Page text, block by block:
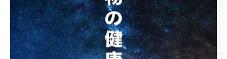
* 建物に気になるひび割れがある
* 外壁を手で触ると粉状のものが付着する
* 豪雨の際、雨漏りが気になる。
* 台風や災害で家の屋根や外壁が傷ついてしまった